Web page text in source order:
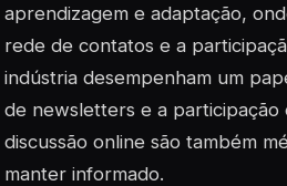
aprendizagem e adaptação,
rede de contatos e a
indústria desempenham um
de newsletters e a participação
discussão online são também
manter informado.